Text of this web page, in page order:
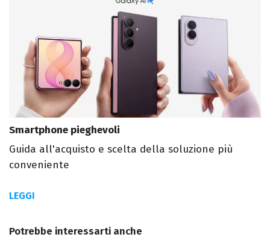
Smartphone pieghevoli
Guida all'acquisto e scelta della soluzione più
conveniente
LEGGI
Potrebbe interessarti anche